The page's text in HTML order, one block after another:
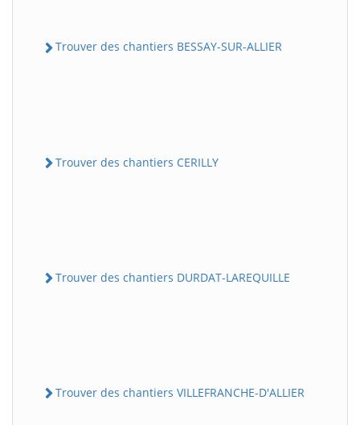
Trouver des chantiers BESSAY-SUR-ALLIER
Trouver des chantiers CERILLY
Trouver des chantiers DURDAT-LAREQUILLE
Trouver des chantiers VILLEFRANCHE-D'ALLIER